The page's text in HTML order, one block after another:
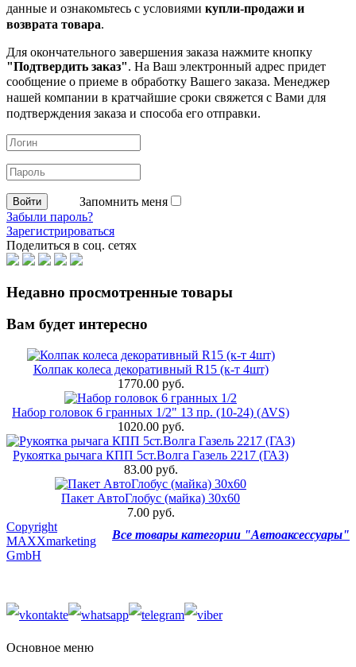
данные и ознакомьтесь с условиями купли-продажи и
возврата товара.
Для окончательного завершения заказа нажмите кнопку
"Подтвердить заказ". На Ваш электронный адрес придет
сообщение о приеме в обработку Вашего заказа. Менеджер
нашей компании в кратчайшие сроки свяжется с Вами для
подтверждения заказа и способа его отправки.
Запомнить меня
Забыли пароль?
Зарегистрироваться
Поделиться в соц. сетях
Недавно просмотренные товары
Вам будет интересно
Колпак колеса декоративный R15 (к-т 4шт)
1770.00 руб.
Набор головок 6 гранных 1/2" 13 пр. (10-24) (AVS)
1020.00 руб.
Рукоятка рычага КПП 5ст.Волга Газель 2217 (ГАЗ)
83.00 руб.
Пакет АвтоГлобус (майка) 30х60
7.00 руб.
Все товары категории "Автоаксессуары"
Copyright
MAXXmarketing
GmbH
Основное меню